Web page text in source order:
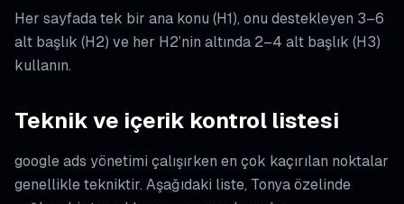
Her sayfada tek bir ana konu (H1), onu destekleyen 3–6
alt başlık (H2) ve her H2’nin altında 2–4 alt başlık (H3)
kullanın.
Teknik ve içerik kontrol listesi
google ads yönetimi çalışırken en çok kaçırılan noktalar
genellikle tekniktir. Aşağıdaki liste, Tonya özelinde